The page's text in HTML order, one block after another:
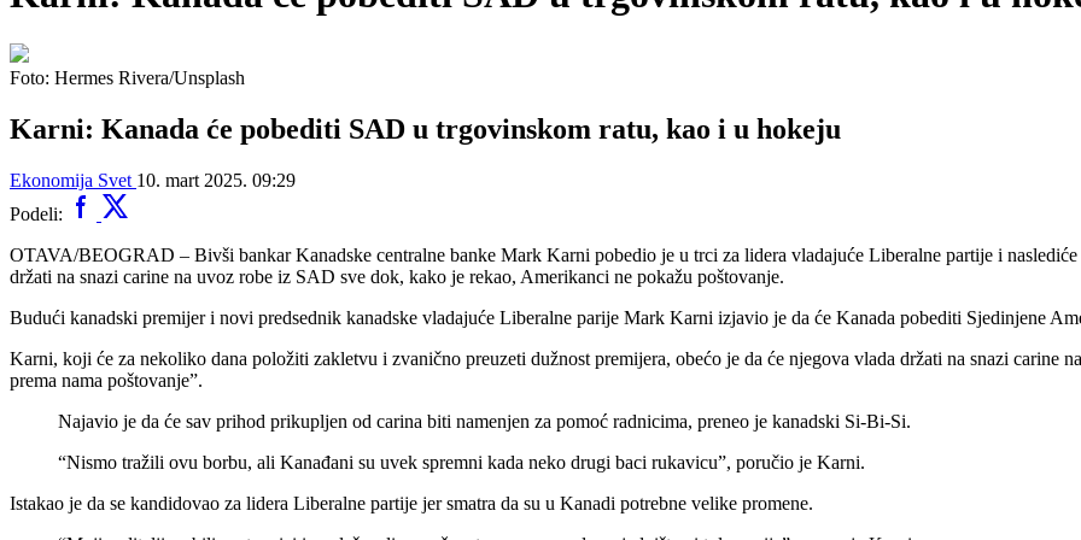
Foto: Hermes Rivera/Unsplash
Karni: Kanada će pobediti SAD u trgovinskom ratu, kao i u hokeju
Ekonomija Svet 10. mart 2025. 09:29
Podeli:
OTAVA/BEOGRAD – Bivši bankar Kanadske centralne banke Mark Karni pobedio je u trci za lidera vladajuće Liberalne partije i
držati na snazi carine na uvoz robe iz SAD sve dok, kako je rekao, Amerikanci ne pokažu poštovanje.
Budući kanadski premijer i novi predsednik kanadske vladajuće Liberalne parije Mark Karni izjavio je da će Kanada pobediti Sjedinjene
Karni, koji će za nekoliko dana položiti zakletvu i zvanično preuzeti dužnost premijera, obećo je da će njegova vlada držati na snazi carine
prema nama poštovanje”.
Najavio je da će sav prihod prikupljen od carina biti namenjen za pomoć radnicima, preneo je kanadski Si-Bi-Si.
“Nismo tražili ovu borbu, ali Kanađani su uvek spremni kada neko drugi baci rukavicu”, poručio je Karni.
Istakao je da se kandidovao za lidera Liberalne partije jer smatra da su u Kanadi potrebne velike promene.